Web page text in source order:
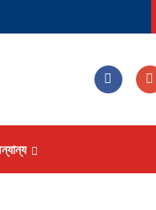
সৃষ্টিকারী পরজীবীর প্রাদুর্ভাব,